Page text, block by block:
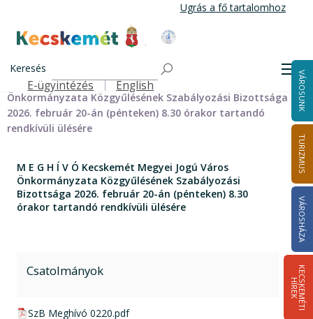
tartalomra
Ugrás a fő tartalomhoz
Kecskemét Város Honlapja
Keresés
Felső navigáció
E-ügyintézés English VÁROSUNK
TURIZMUS
VÁROSHÁZA
K
E
C
S
K
E
M
É
T
I
HÍ
R
E
K
Önkormányzat
Szabályozási Bizottság
Szabályozási Bizottság meghívói
M E G H Í V Ó Kecskemét Megyei Jogú Város
Önkormányzata Közgyűlésének Szabályozási Bizottsága
2026. február 20-án (pénteken) 8.30 órakor tartandó
rendkívüli ülésére
M E G H Í V Ó Kecskemét Megyei Jogú Város
Önkormányzata Közgyűlésének Szabályozási
Bizottsága 2026. február 20-án (pénteken) 8.30
órakor tartandó rendkívüli ülésére
Csatolmányok
pdf csatolmány:
SzB Meghívó 0220.pdf